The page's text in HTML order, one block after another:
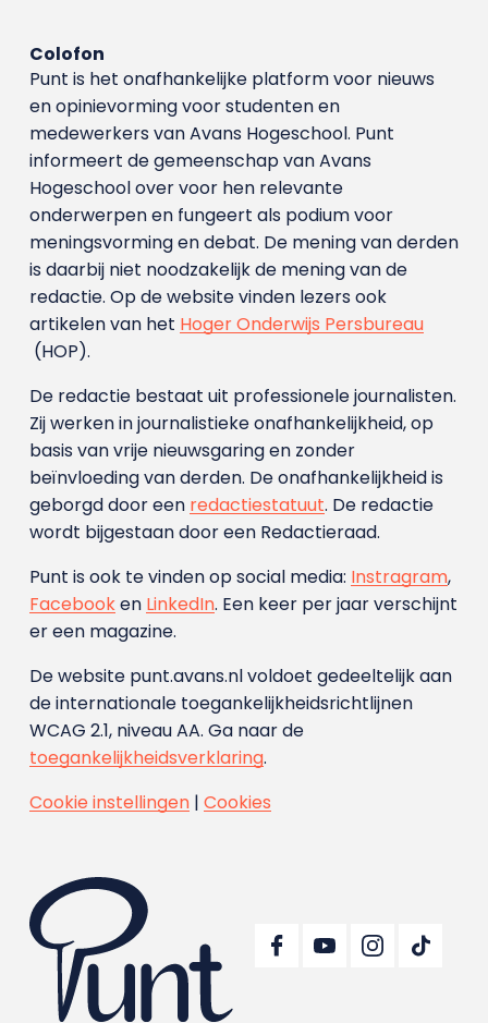
Colofon
Punt is het onafhankelijke platform voor nieuws
en opinievorming voor studenten en
medewerkers van Avans Hoge­school. Punt
informeert de gemeenschap van Avans
Hogeschool over voor hen relevante
onderwerpen en fungeert als podium voor
meningsvorming en debat. De mening van derden
is daarbij niet noodzakelijk de mening van de
redactie. Op de website vinden lezers ook
artikelen van het Hoger Onderwijs Persbureau
(HOP).
De redactie bestaat uit professionele journalisten.
Zij werken in journalistieke onafhankelijkheid, op
basis van vrije nieuwsgaring en zonder
beïnvloeding van derden. De onafhankelijkheid is
geborgd door een redactiestatuut. De redactie
wordt bijgestaan door een Redactieraad.
Punt is ook te vinden op social media: Instragram,
Facebooken LinkedIn. Een keer per jaar verschijnt
er een magazine.
De website punt.avans.nl voldoet gedeeltelijk aan
de internationale toegankelijkheidsrichtlijnen
WCAG 2.1, niveau AA. Ga naar de
toegankelijkheidsverklaring.
Cookie instellingen| Cookies